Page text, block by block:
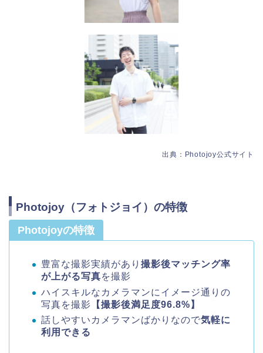
出典：Photojoy公式サイト
Photojoy（フォトジョイ）の特徴
Photojoyの特徴
豊富な撮影実績があり 撮影後マッチング率
が上がる写真を撮影
ハイスキルなカメラマンにイメージ通りの
写真を撮影
【撮影後満足度96.8%】
話しやすいカメラマンばかりなので気軽に
利用できる